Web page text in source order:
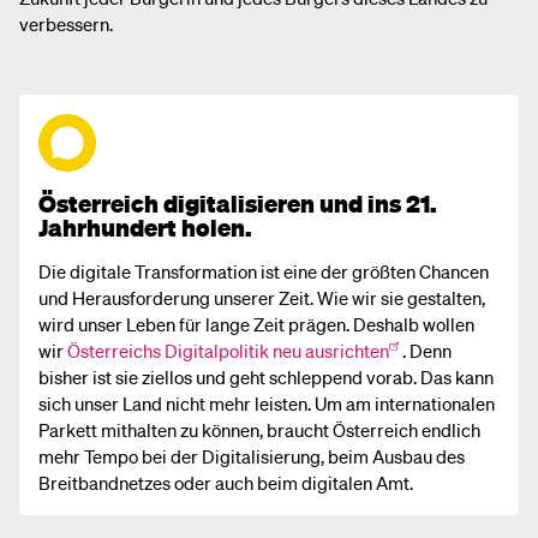
2012, Internship, Raiffeisen Bank International
verbessern.
Österreich digitalisieren und ins 21.
Jahrhundert holen.
Die digitale Transformation ist eine der größten Chancen
und Herausforderung unserer Zeit. Wie wir sie gestalten,
wird unser Leben für lange Zeit prägen. Deshalb wollen
wirÖsterreichs Digitalpolitik neu ausrichten . Denn
bisher ist sie ziellos und geht schleppend vorab. Das kann
sich unser Land nicht mehr leisten. Um am internationalen
Parkett mithalten zu können, braucht Österreich endlich
mehr Tempo bei der Digitalisierung, beim Ausbau des
Breitbandnetzes oder auch beim digitalen Amt.